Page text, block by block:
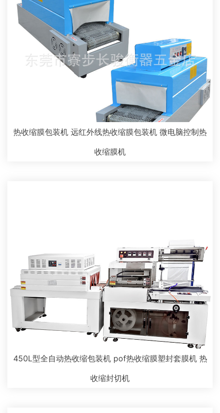
热收缩膜包装机 远红外线热收缩膜包装机 微电脑控制热
收缩膜机
450L型全自动热收缩包装机 pof热收缩膜塑封套膜机 热
收缩封切机